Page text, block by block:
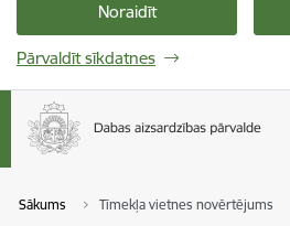
Noraidīt
Pārvaldīt sīkdatnes
Sākums Tīmekļa vietnes novērtējums